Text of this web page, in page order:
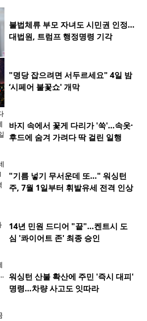
불법체류 부모 자녀도 시민권 인정…
대법원, 트럼프 행정명령 기각
"명당 잡으려면 서두르세요" 4일 밤
‘시페어 불꽃쇼' 개막
바지 속에서 꽃게 다리가 '쑥'…속옷·
후드에 숨겨 가려다 딱 걸린 일행
"기름 넣기 무서운데 또…" 워싱턴
주, 7월 1일부터 휘발유세 전격 인상
14년 민원 드디어 "끝"…켄트시 도
심 '콰이어트 존' 최종 승인
워싱턴 산불 확산에 주민 '즉시 대피'
명령…차량 사고도 잇따라